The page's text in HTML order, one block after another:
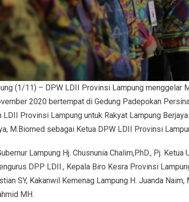
(1/11) – DPW LDII Provinsi Lampung menggelar
2020 bertempat di Gedung Padepokan
LDII Provinsi Lampung untuk Rakyat Lampung
M.Biomed sebagai Ketua DPW LDII Provinsi
Lampung Hj. Chusnunia Chalim,P.hD., Pj.
DPP LDII., Kepala Biro Kesra Provinsi
SY, Kakanwil Kemenag Lampung H. Juanda
MH.